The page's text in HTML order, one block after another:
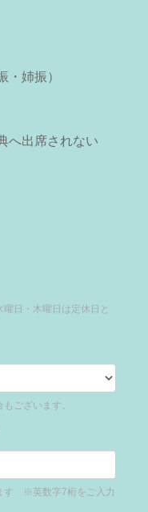
・姉振）
へ出席されない
日・木曜日は定休日と
ございます。
す ※英数字7桁をご入力